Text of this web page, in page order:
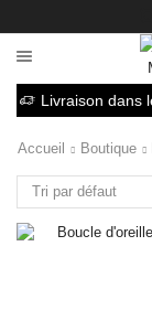
Accueil Boutique